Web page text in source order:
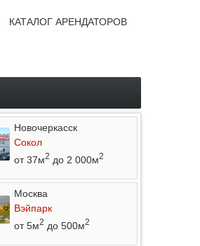
КАТАЛОГ АРЕНДАТОРОВ
Новочеркасск
Сокол
от 37м2 до 2 000м2
Москва
Вэйпарк
от 5м2 до 500м2